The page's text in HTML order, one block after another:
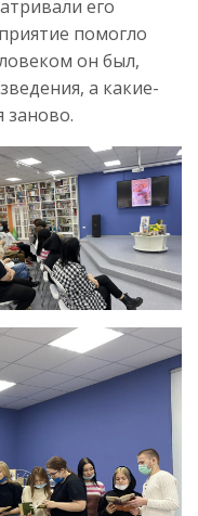
его
помогло
он был,
а какие-
заново.